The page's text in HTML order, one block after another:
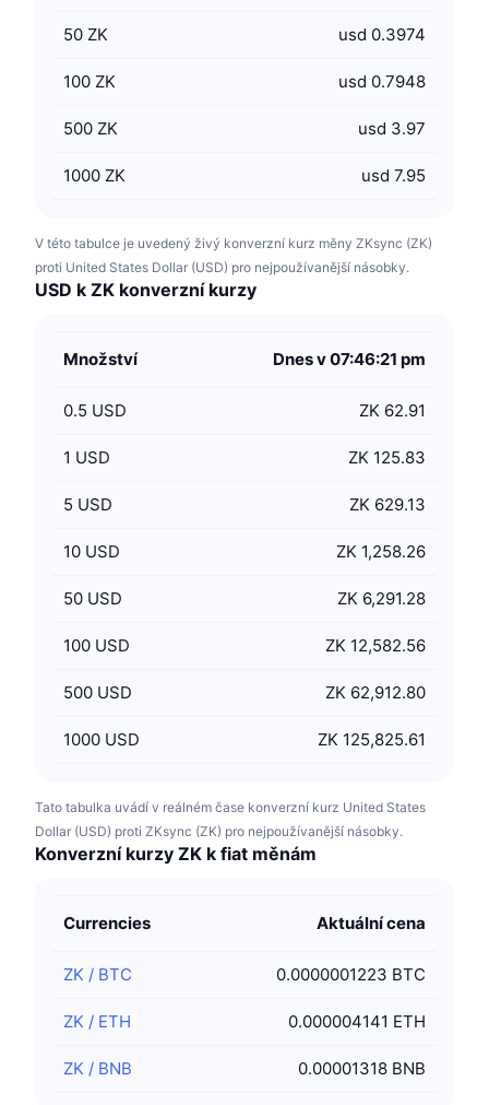
50 ZK usd 0.3974
100 ZK usd 0.7948
500 ZK usd 3.97
1000 ZK usd 7.95
V této tabulce je uvedený živý konverzní kurz měny ZKsync (ZK)
proti United States Dollar (USD) pro nejpoužívanější násobky.
USD k ZK konverzní kurzy
Množství Dnes v 07:46:21 pm
0.5 USD ZK 62.91
1 USD ZK 125.83
5 USD ZK 629.13
10 USD ZK 1,258.26
50 USD ZK 6,291.28
100 USD ZK 12,582.56
500 USD ZK 62,912.80
1000 USD ZK 125,825.61
Tato tabulka uvádí v reálném čase konverzní kurz United States
Dollar (USD) proti ZKsync (ZK) pro nejpoužívanější násobky.
Konverzní kurzy ZK k fiat měnám
Currencies Aktuální cena
ZK / BTC 0.0000001223 BTC
ZK / ETH 0.000004141 ETH
ZK / BNB 0.00001318 BNB